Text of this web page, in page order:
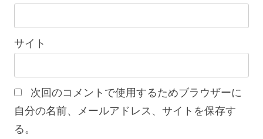
サイト
次回のコメントで使用するためブラウザーに
自分の名前、メールアドレス、サイトを保存す
る。